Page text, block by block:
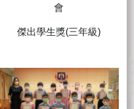
會
傑出學生獎(三年級)